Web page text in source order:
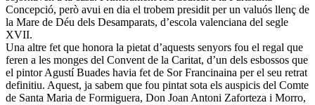
Concepció, però avui en dia el trobem presidit per un valuós llenç de
la Mare de Déu dels Desamparats, d’escola valenciana del segle
XVII.
Una altre fet que honora la pietat d’aquests senyors fou el regal que
feren a les monges del Convent de la Caritat, d’un dels esbossos que
el pintor Agustí Buades havia fet de Sor Francinaina per el seu retrat
definitiu. Aquest, ja sabem que fou pintat sota els auspicis del Comte
de Santa Maria de Formiguera, Don Joan Antoni Zaforteza i Morro,